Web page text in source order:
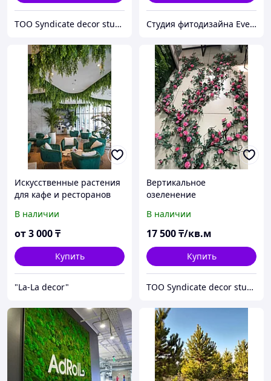
TOO Syndicate decor studio Студия фитодизайна EverGreen
Искусственные растения
для кафе и ресторанов
В наличии
от3 000₸
Купить
"La-La decor"
Вертикальное
озеленение
материалом премиум
качества (розы)
В наличии
17 500₸/кв.м
Купить
TOO Syndicate decor studio